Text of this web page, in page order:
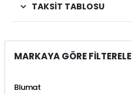
TAKSIT TABLOSU
MARKAYA GÖRE FİLTERELE
Blumat